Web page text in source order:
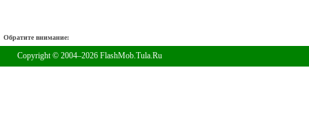
Обратите внимание:
Copyright © 2004–2026 FlashMob.Tula.Ru